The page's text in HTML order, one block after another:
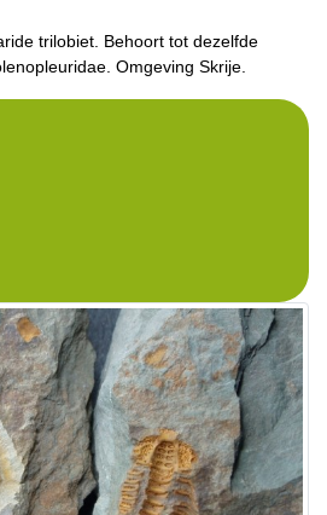
trilobiet. Behoort tot dezelfde
Omgeving Skrije.